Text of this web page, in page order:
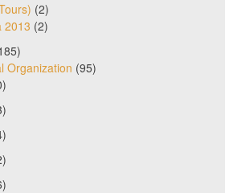
(2)
2013 (2)
Organization (95)